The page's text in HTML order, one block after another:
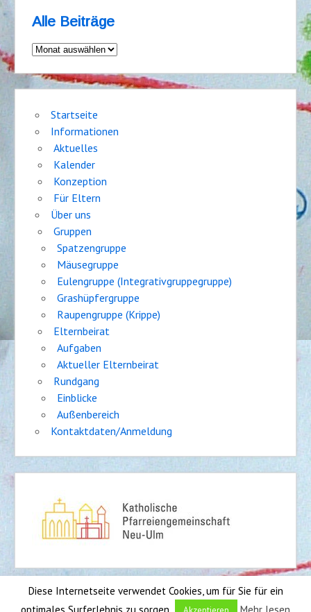
Alle Beiträge
Alle
Beiträge
Startseite
Informationen
Aktuelles
Kalender
Konzeption
Für Eltern
Über uns
Gruppen
Spatzengruppe
Mäusegruppe
Eulengruppe (Integrativgruppegruppe)
Grashüpfergruppe
Raupengruppe (Krippe)
Elternbeirat
Aufgaben
Aktueller Elternbeirat
Rundgang
Einblicke
Außenbereich
Kontaktdaten/Anmeldung
Diese Internetseite verwendet Cookies, um für Sie für ein